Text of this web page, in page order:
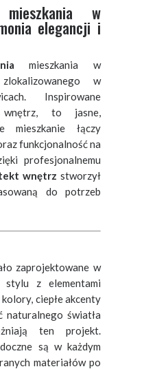
w
elegancji i
mieszkania w
w
Inspirowane
wnętrz, to jasne,
mieszkanie łączy
funkcjonalność na
profesjonalnemu
wnętrz stworzył
do potrzeb
zaprojektowane w
stylu z elementami
ciepłe akcenty
naturalnego światła
ten projekt.
są w każdym
materiałów po